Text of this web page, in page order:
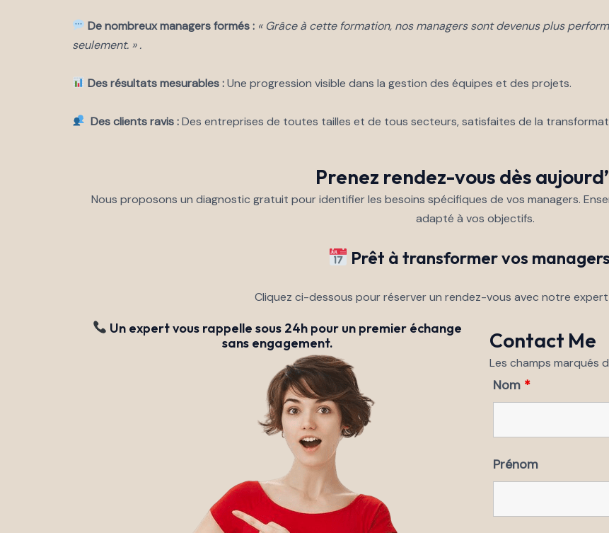
De nombreux managers formés : « Grâce à cette formation, nos managers sont devenus plus
seulement. » .
Des résultats mesurables :Une progression visible dans la gestion des équipes et des projets.
Des clients ravis :Des entreprises de toutes tailles et de tous secteurs, satisfaites de la
Prenez rendez-vous dès
Nous proposons un diagnostic gratuit pour identifier les besoins spécifiques de vos managers.
adapté à vos objectifs.
Prêt à transformer vos
Cliquez ci-dessous pour réserver un rendez-vous avec notre
Un expert vous rappelle sous 24h pour un premier échange
sans engagement.
Contact Me
Les champs marqués
Nom *
Prénom